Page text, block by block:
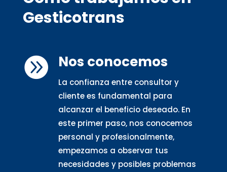
Gesticotrans
 Nos conocemos
La confianza entre consultor y
cliente es fundamental para
alcanzar el beneficio deseado. En
este primer paso, nos conocemos
personal y profesionalmente,
empezamos a observar tus
necesidades y posibles problemas